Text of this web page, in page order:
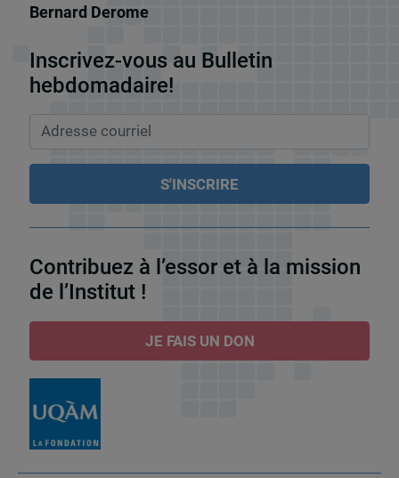
Bernard Derome
Inscrivez-vous au Bulletin
hebdomadaire!
Contribuez à l’essor et à la mission
de l’Institut !
JE FAIS UN DON